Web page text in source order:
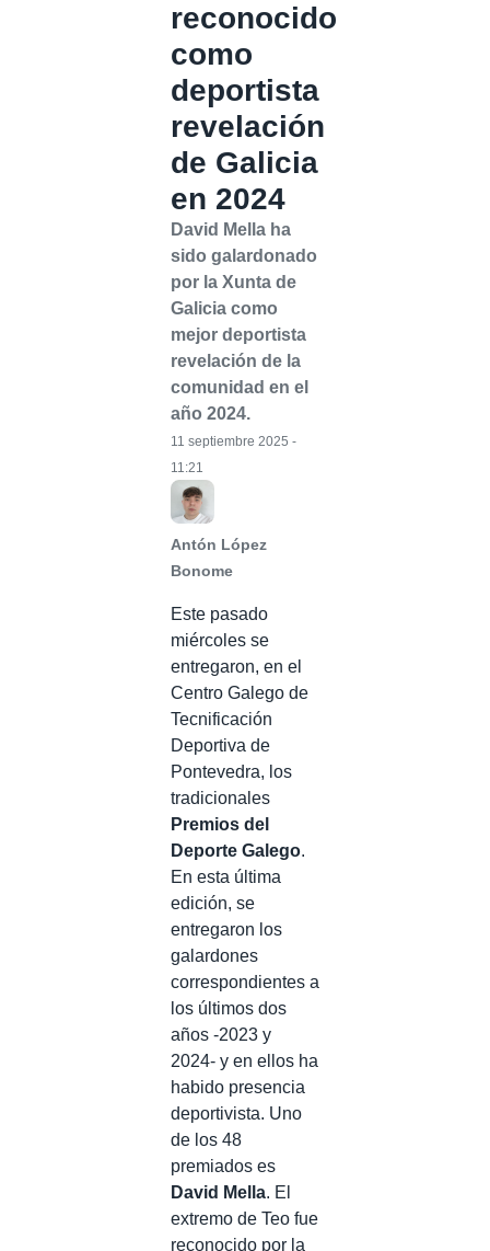
reconocido
como
deportista
revelación
de Galicia
en 2024
David Mella ha
sido galardonado
por la Xunta de
Galicia como
mejor deportista
revelación de la
comunidad en el
año 2024.
Antón López
Bonome
11 septiembre 2025 -
11:21
Este pasado
miércoles se
entregaron, en el
Centro Galego de
Tecnificación
Deportiva de
Pontevedra, los
tradicionales
Premios del
Deporte Galego.
En esta última
edición, se
entregaron los
galardones
correspondientes a
los últimos dos
años -2023 y
2024- y en ellos ha
habido presencia
deportivista. Uno
de los 48
premiados es
David Mella. El
extremo de Teo fue
reconocido por la